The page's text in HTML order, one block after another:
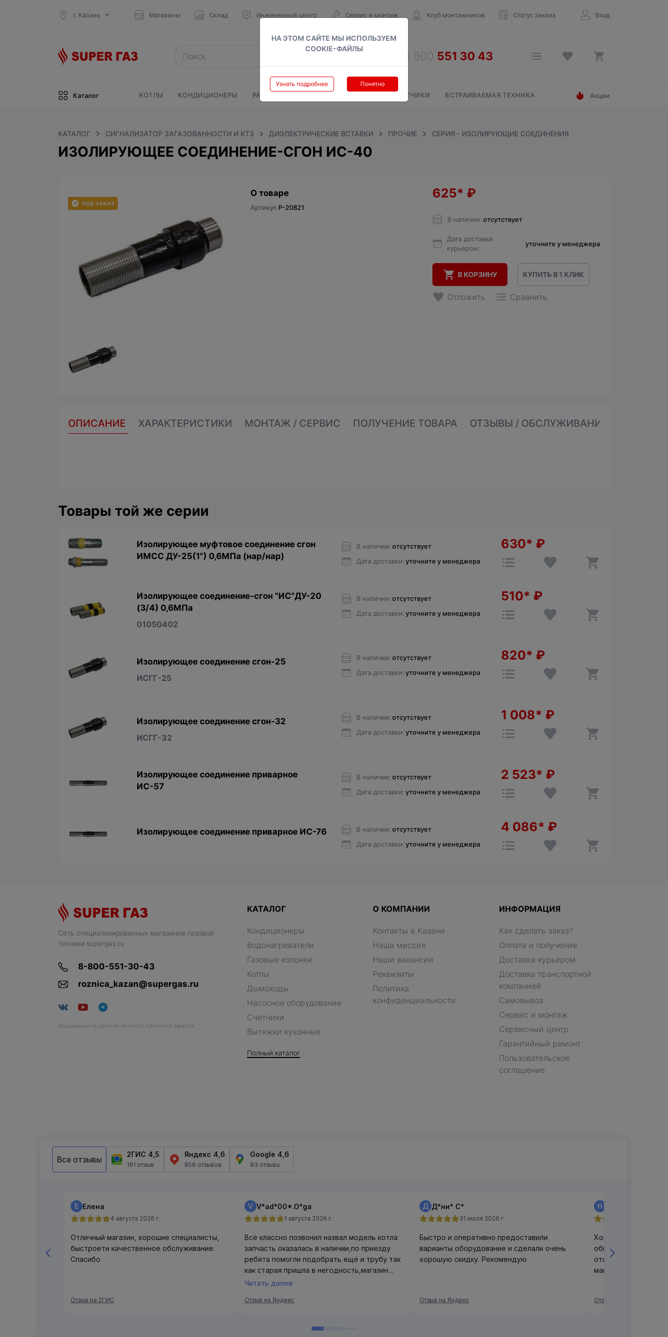
НА ЭТОМ САЙТЕ МЫ ИСПОЛЬЗУЕМ
COOKIE-ФАЙЛЫ
Узнать подробнее Понятно
г. Казань Магазины Склад Инженерный центр Сервис и монтаж Клуб монтажников Статус заказа Вход
Каталог КОТЛЫ КОНДИЦИОНЕРЫ РАДИАТОРЫ СЧЕТЧИКИ ВСТРАИВАЕМАЯ ТЕХНИКА Акции
КАТАЛОГ СИГНАЛИЗАТОР ЗАГАЗОВАННОСТИ И КТЗ ДИЭЛЕКТРИЧЕСКИЕ ВСТАВКИ ПРОЧИЕ СЕРИЯ - ИЗОЛИРУЮЩИЕ СОЕДИНЕНИЯ
ИЗОЛИРУЮЩЕЕ СОЕДИНЕНИЕ-СГОН ИС-40
О товаре
Артикул P-20821
625* ₽
В наличии: отсутствует
Дата доставки
курьером:
уточните у менеджера
В КОРЗИНУ КУПИТЬ В 1 КЛИК
Отложить Сравнить
ОПИСАНИЕ ХАРАКТЕРИСТИКИ МОНТАЖ / СЕРВИС ПОЛУЧЕНИЕ ТОВАРА ОТЗЫВЫ / ОБСЛУЖИВАНИЕ
Товары той же серии
Изолирующее муфтовое соединение сгон
ИМСС ДУ-25(1") 0,6МПа (нар/нар)
В наличии: отсутствует
Дата доставки: уточните у менеджера
630* ₽
Изолирующее соединение-сгон "ИС"ДУ-20
(3/4) 0,6МПа
01050402
В наличии: отсутствует
Дата доставки: уточните у менеджера
510* ₽
Изолирующее соединение сгон-25
ИСГГ-25
В наличии: отсутствует
Дата доставки: уточните у менеджера
820* ₽
Изолирующее соединение сгон-32
ИСГГ-32
В наличии: отсутствует
Дата доставки: уточните у менеджера
1 008* ₽
Изолирующее соединение приварное
ИС-57
В наличии: отсутствует
Дата доставки: уточните у менеджера
2 523* ₽
Изолирующее соединение приварное ИС-76 В наличии: отсутствует
Дата доставки: уточните у менеджера
4 086* ₽
Сеть специализированных магазинов газовой
техники supergas.ru
8-800-551-30-43
roznica_kazan@supergas.ru
Информация на сайте не является публичной офертой
КАТАЛОГ
Кондиционеры
Водонагреватели
Газовые колонки
Котлы
Дымоходы
Насосное оборудование
Счетчики
Вытяжки кухонные
Полный каталог
О КОМПАНИИ
Контакты в Казани
Наша миссия
Наши вакансии
Реквизиты
Политика
конфиденциальности
ИНФОРМАЦИЯ
Как сделать заказ?
Оплата и получение
Доставка курьером
Доставка транспортной
компанией
Самовывоз
Сервис и монтаж
Сервисный центр
Гарантийный ремонт
Пользовательское
соглашение